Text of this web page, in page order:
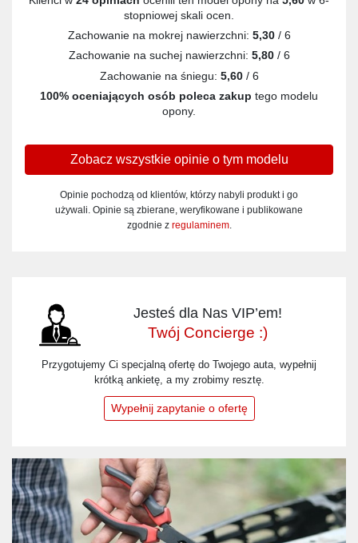
stopniowej skali ocen.
Zachowanie na mokrej nawierzchni: 5,30/ 6
Zachowanie na suchej nawierzchni: 5,80/ 6
Zachowanie na śniegu: 5,60/ 6
100% oceniających osób poleca zakup tego modelu
opony.
Zobacz wszystkie opinie o tym modelu
Opinie pochodzą od klientów, którzy nabyli produkt i go
używali. Opinie są zbierane, weryfikowane i publikowane
zgodnie z regulaminem.
Jesteś dla Nas VIP’em!
Twój Concierge :)
Przygotujemy Ci specjalną ofertę do Twojego auta, wypełnij
krótką ankietę, a my zrobimy resztę.
Wypełnij zapytanie o ofertę